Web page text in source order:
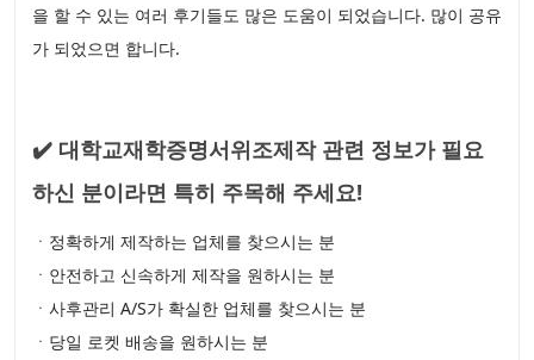
을 할 수 있는 여러 후기들도 많은 도움이 되었습니다. 많이 공유
가 되었으면 합니다.
✔️ 대학교재학증명서위조제작 관련 정보가 필요
하신 분이라면 특히 주목해 주세요!
ㆍ정확하게 제작하는 업체를 찾으시는 분
ㆍ안전하고 신속하게 제작을 원하시는 분
ㆍ사후관리 A/S가 확실한 업체를 찾으시는 분
ㆍ당일 로켓 배송을 원하시는 분